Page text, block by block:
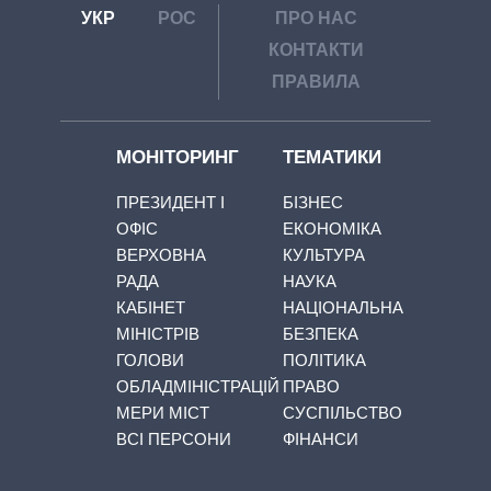
УКР РОС
ПРО НАС
КОНТАКТИ
ПРАВИЛА
МОНІТОРИНГ
ПРЕЗИДЕНТ І
ОФІС
ВЕРХОВНА
РАДА
КАБІНЕТ
МІНІСТРІВ
ГОЛОВИ
ОБЛАДМІНІСТРАЦІЙ
МЕРИ МІСТ
ВСІ ПЕРСОНИ
ТЕМАТИКИ
БІЗНЕС
ЕКОНОМІКА
КУЛЬТУРА
НАУКА
НАЦІОНАЛЬНА
БЕЗПЕКА
ПОЛІТИКА
ПРАВО
СУСПІЛЬСТВО
ФІНАНСИ